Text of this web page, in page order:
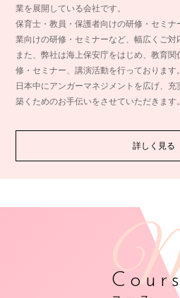
業を展開している会社です。
保育士・教員・保護者向けの研修・セミ
業向けの研修・セミナーなど、幅広くご対
また、弊社は海上保安庁をはじめ、教育
修・セミナー、講演活動を行っております。
日本中にアンガーマネジメントを広げ、
築くためのお手伝いをさせていただきます。
詳しく見る